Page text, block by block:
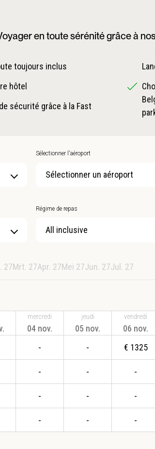
en toute sérénité grâce à
toujours inclus
hôtel
sécurité grâce à la Fast
Sélectionner l'aéroport
Sélectionner un aéroport
Régime de repas
27Mrt. 27Apr. 27Mei 27Jun. 27Jul. 27
mercredi
04 nov.
-
-
-
-
jeudi
05 nov.
-
-
-
-
vendredi
06 nov.
€ 1325
-
-
-